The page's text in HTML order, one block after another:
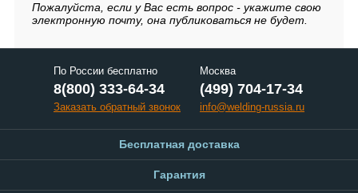
Пожалуйста, если у Вас есть вопрос - укажите свою
электронную почту, она публиковаться не будет.
По России бесплатно
8(800) 333-64-34
Заказать обратный звонок
Москва
(499) 704-17-34
info@welding-russia.ru
Бесплатная доставка
Гарантия